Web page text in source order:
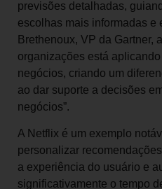
previsões detalhadas,
escolhas mais informadas e
Brethenoux, VP da Gartner,
organizações está
negócios, criando um
ao dar suporte a decisões
negócios”.
A Netflix é um exemplo
personalizar
a experiência do usuário e
significativamente o tempo